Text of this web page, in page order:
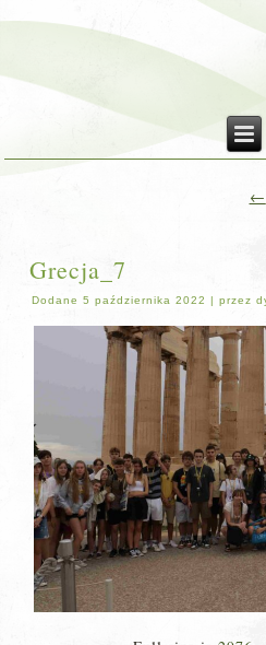
←
Grecja_7
Dodane 5 października 2022 |przez